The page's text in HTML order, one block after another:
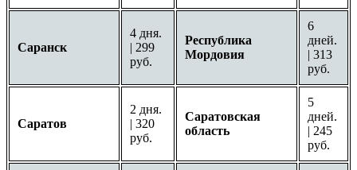
Саранск
4 дня.
| 299
руб.
Республика
Мордовия
6
дней.
| 313
руб.
Саратов
2 дня.
| 320
руб.
Саратовская
область
5
дней.
| 245
руб.